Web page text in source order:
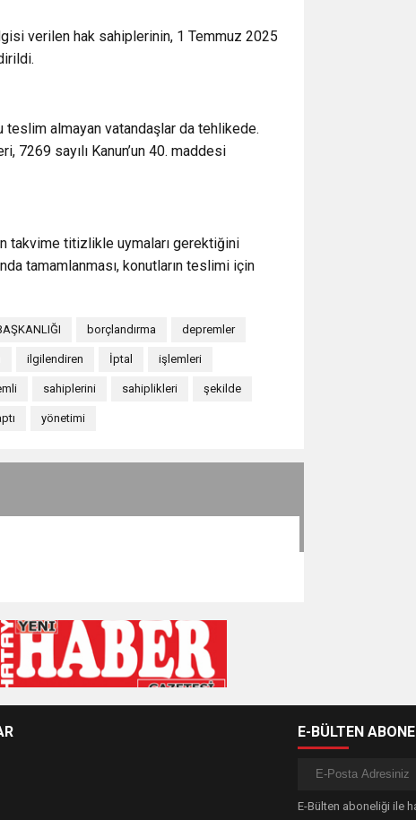
verilen hak sahiplerinin, 1 Temmuz 2025
teslim almayan vatandaşlar da tehlikede.
7269 sayılı Kanun’un 40. maddesi
takvime titizlikle uymaları gerektiğini
tamamlanması, konutların teslimi için
borçlandırma depremler
ilgilendiren İptal işlemleri
sahiplerini sahiplikleri şekilde
yönetimi
E-BÜLTEN
E-Bülten aboneliği ile